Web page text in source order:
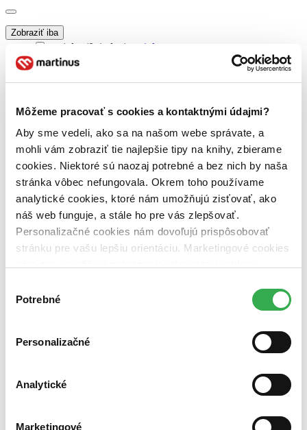
Môžeme pracovať s cookies a kontaktnými údajmi?
Aby sme vedeli, ako sa na našom webe správate, a
mohli vám zobraziť tie najlepšie tipy na knihy, zbierame
cookies. Niektoré sú naozaj potrebné a bez nich by naša
stránka vôbec nefungovala. Okrem toho používame
analytické cookies, ktoré nám umožňujú zisťovať, ako
náš web funguje, a stále ho pre vás zlepšovať.
Personalizačné cookies nám dovoľujú prispôsobovať
stránku pre vašu lepšiu orientáciu. Marketingové cookies
nám pomohlo, keby sme mohli používať všetky tieto
súhlasu
Potrebné
Personalizačné
Analytické
Marketingové
Zobraziť iba
novinky (0 titulov)
novinky
zľavnené tituly (0 titulov)
Dostupnosť
predpredaj (0 titulov)predpredaj
pripravujeme (0 titulov)
pripravujeme
dostupná (bez vypredaných) (0 titulov)
dostupná (bez
vypredaných)
Nové / čítané
nová (0 titulov) nová
čítaná (0 titulov)čítaná
čítaná - výborný stav (0 titulov)čítaná - výborný stav
čítaná - mierne opotrebovaná (0 titulov)čítaná - mierne
opotrebovaná
vypredaných kníh
Zúžiť výber
Bestsellery